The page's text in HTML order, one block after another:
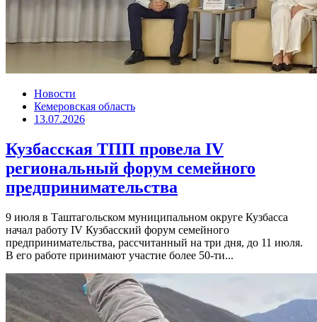
Новости
Кемеровская область
13.07.2026
Кузбасская ТПП провела IV
региональный форум семейного
предпринимательства
9 июля в Таштагольском муниципальном округе Кузбасса
начал работу IV Кузбасский форум семейного
предпринимательства, рассчитанный на три дня, до 11 июля.
В его работе принимают участие более 50-ти...